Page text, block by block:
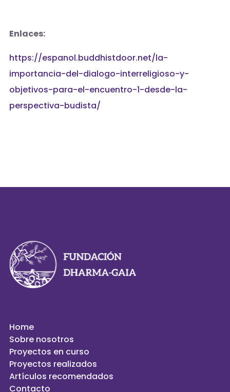
Enlaces:
https://espanol.buddhistdoor.net/la-
importancia-del-dialogo-interreligioso-y-
objetivos-para-el-encuentro-1-desde-la-
perspectiva-budista/
Home
Sobre nosotros
Proyectos en curso
Proyectos realizados
Artículos recomendados
Contacto